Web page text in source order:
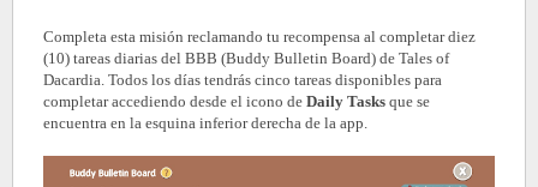
Completa esta misión reclamando tu recompensa al completar diez
(10) tareas diarias del BBB (Buddy Bulletin Board) de Tales of
Dacardia. Todos los días tendrás cinco tareas disponibles para
completar accediendo desde el icono de Daily Tasks que se
encuentra en la esquina inferior derecha de la app.